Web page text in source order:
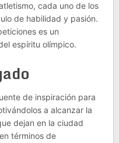
cada uno de los
de habilidad y pasión.
es un
espíritu olímpico.
de inspiración para
a alcanzar la
dejan en la ciudad
términos de